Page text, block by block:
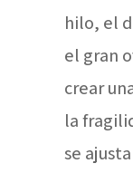
hilo, el
el gran
crear
la
se